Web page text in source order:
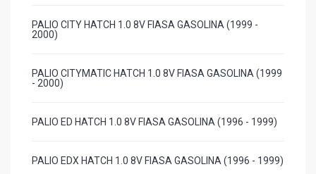
PALIO CITY HATCH 1.0 8V FIASA GASOLINA (1999 -
2000)
PALIO CITYMATIC HATCH 1.0 8V FIASA GASOLINA (1999
- 2000)
PALIO ED HATCH 1.0 8V FIASA GASOLINA (1996 - 1999)
PALIO EDX HATCH 1.0 8V FIASA GASOLINA (1996 - 1999)